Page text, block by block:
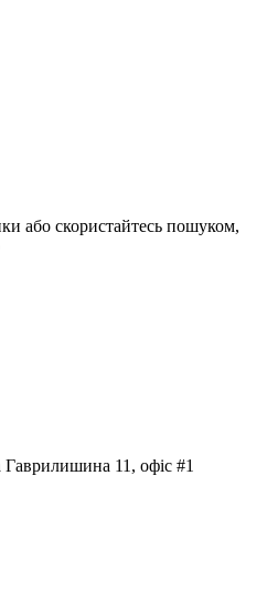
або скористайтесь пошуком,
Гаврилишина 11, офіс #1